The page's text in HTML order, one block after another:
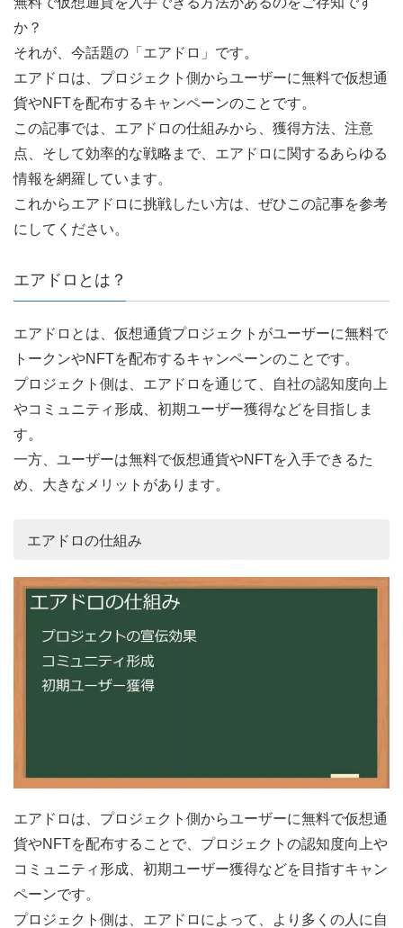
か？
それが、今話題の「エアドロ」です。
エアドロは、プロジェクト側からユーザーに無料で仮想通
貨やNFTを配布するキャンペーンのことです。
この記事では、エアドロの仕組みから、獲得方法、注意
点、そして効率的な戦略まで、エアドロに関するあらゆる
情報を網羅しています。
これからエアドロに挑戦したい方は、ぜひこの記事を参考
にしてください。
エアドロとは？
エアドロとは、仮想通貨プロジェクトがユーザーに無料で
トークンやNFTを配布するキャンペーンのことです。
プロジェクト側は、エアドロを通じて、自社の認知度向上
やコミュニティ形成、初期ユーザー獲得などを目指しま
す。
一方、ユーザーは無料で仮想通貨やNFTを入手できるた
め、大きなメリットがあります。
エアドロの仕組み
エアドロは、プロジェクト側からユーザーに無料で仮想通
貨やNFTを配布することで、プロジェクトの認知度向上や
コミュニティ形成、初期ユーザー獲得などを目指すキャン
ペーンです。
プロジェクト側は、エアドロによって、より多くの人に自